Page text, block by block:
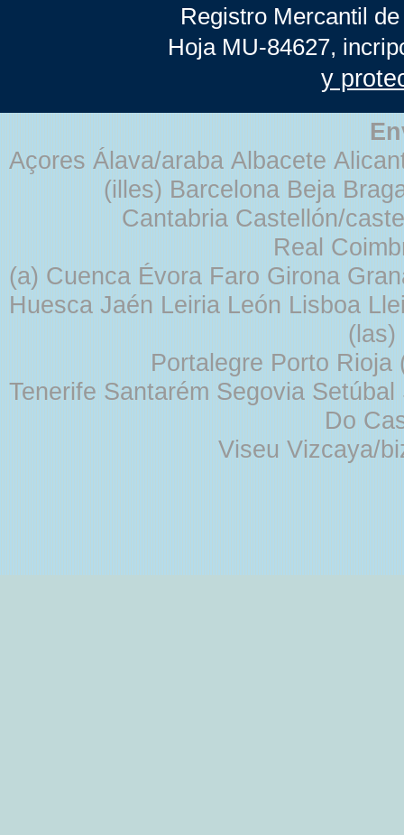
Registro Mercantil
Hoja MU-84627,
y
Açores Álava/araba Albacete
(illes) Barcelona Beja
Cantabria Castellón/
Real
(a) Cuenca Évora Faro Girona
Huesca Jaén Leiria León Lisboa
Portalegre Porto
Tenerife Santarém Segovia
Do
Viseu Vizcaya/